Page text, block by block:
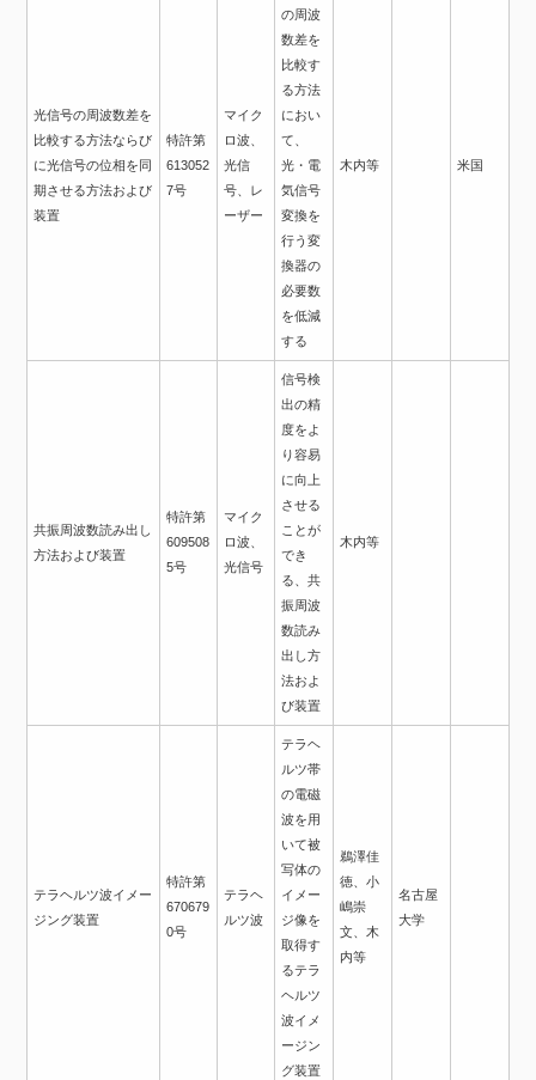
光信号の周波数差を
比較する方法ならび
に光信号の位相を同
期させる方法および
装置
特許第
613052
7号
マイク
ロ波、
光信
号、レ
ーザー
の周波
数差を
比較す
る方法
におい
て、
光・電
気信号
変換を
行う変
換器の
必要数
を低減
する
木内等 米国
共振周波数読み出し
方法および装置
特許第
609508
5号
マイク
ロ波、
光信号
信号検
出の精
度をよ
り容易
に向上
させる
ことが
でき
る、共
振周波
数読み
出し方
法およ
び装置
木内等
テラヘルツ波イメー
ジング装置
特許第
670679
0号
テラヘ
ルツ波
テラヘ
ルツ帯
の電磁
波を用
いて被
写体の
イメー
ジ像を
取得す
るテラ
ヘルツ
波イメ
ージン
グ装置
鵜澤佳
徳、小
嶋崇
文、木
内等
名古屋
大学